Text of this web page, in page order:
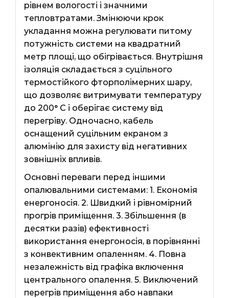
рівнем вологості і значними
тепловтратами. Змінюючи крок
укладання можна регулювати питому
потужність системи на квадратний
метр площі, що обігрівається. Внутрішня
ізоляція складається з суцільного
термостійкого фторполімерних шару,
що дозволяє витримувати температуру
до 200° С і оберігає систему від
перегріву. Одночасно, кабель
оснащений суцільним екраном з
алюмінію для захисту від негативних
зовнішніх впливів.
Основні переваги перед іншими
опалювальними системами: 1. Економія
енергоносія. 2. Швидкий і рівномірний
прогрів приміщення. 3. Збільшення (в
десятки разів) ефективності
використання енергоносія, в порівнянні
з конвективним опаленням. 4. Повна
незалежність від графіка включення
центрального опалення. 5. Виключений
перегрів приміщення або навпаки